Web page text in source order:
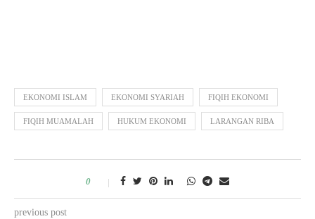
EKONOMI ISLAM EKONOMI SYARIAH FIQIH EKONOMI
FIQIH MUAMALAH HUKUM EKONOMI LARANGAN RIBA
0
previous post